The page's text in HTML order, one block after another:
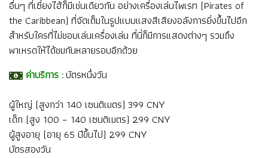
อื่นๆ ที่เซี่ยงไฮ้ก็มีเช่นเดียวกัน อย่างเครื่องเล่นไพเรท (Pirates of
the Caribbean) ที่จัดเต็มในรูปแบบแสงสีเสียงอลังการยิ่งขึ้นไปอีก
สำหรับใครที่ไม่ชอบเล่นเครื่องเล่น ที่นี่ก็มีการแสดงต่างๆ รวมถึง
พาเหรดให้ได้ชมกันหลายรอบอีกด้วย
ค่าบริการ :บัตรหนึ่งวัน
ผู้ใหญ่ (สูงกว่า 140 เซนติเมตร) 399 CNY
เด็ก (สูง 100 – 140 เซนติเมตร) 299 CNY
ผู้สูงอายุ (อายุ 65 ปีขึ้นไป) 299 CNY
บัตรสองวัน